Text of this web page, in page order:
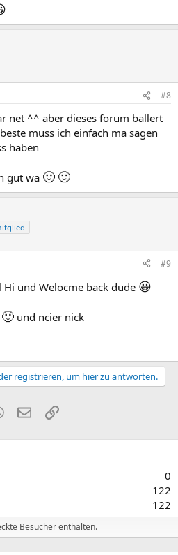
#8
net ^^ aber dieses forum ballert
muss ich einfach ma sagen
haben
gut wa 🙂 🙂
#9
und Welocme back dude 😀
🙂 und ncier nick
registrieren, um hier zu antworten.
WhatsApp
E-MailLink
0
122
122
Besucher enthalten.